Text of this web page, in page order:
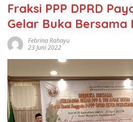
Fraksi PPP DPRD
Gelar Buka Bersama
Febrina Rahayu
23 Juni 2022